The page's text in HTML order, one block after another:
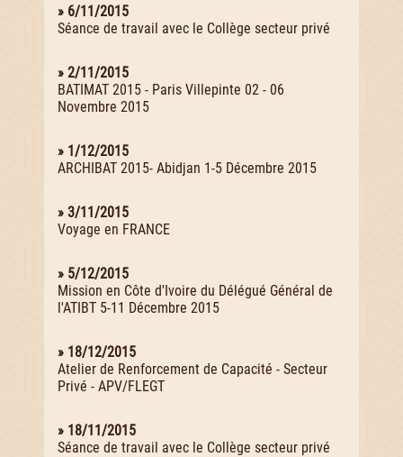
» 6/11/2015
Séance de travail avec le Collège secteur privé
» 2/11/2015
BATIMAT 2015 - Paris Villepinte 02 - 06
Novembre 2015
» 1/12/2015
ARCHIBAT 2015- Abidjan 1-5 Décembre 2015
» 3/11/2015
Voyage en FRANCE
» 5/12/2015
Mission en Côte d'Ivoire du Délégué Général de
l'ATIBT 5-11 Décembre 2015
» 18/12/2015
Atelier de Renforcement de Capacité - Secteur
Privé - APV/FLEGT
» 18/11/2015
Séance de travail avec le Collège secteur privé